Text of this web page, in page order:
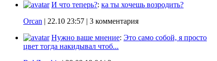
И что теперь?: ка ты хочешь возродить?
Orcan | 22.10 23:57 | 3 комментария
Нужно ваше мнение: Это само собой, я просто
цвет тогда накидывал чтоб...